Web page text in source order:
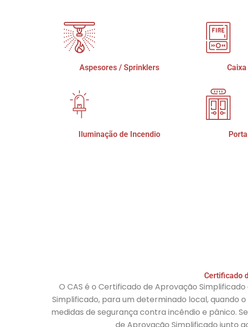
Aspesores / Sprinklers
Iluminação de Incendio
Certificado
O CAS é o Certificado de Aprovação
Simplificado, para um determinado local, quando
medidas de segurança contra incêndio e pânico.
de Aprovação Simplificado junto